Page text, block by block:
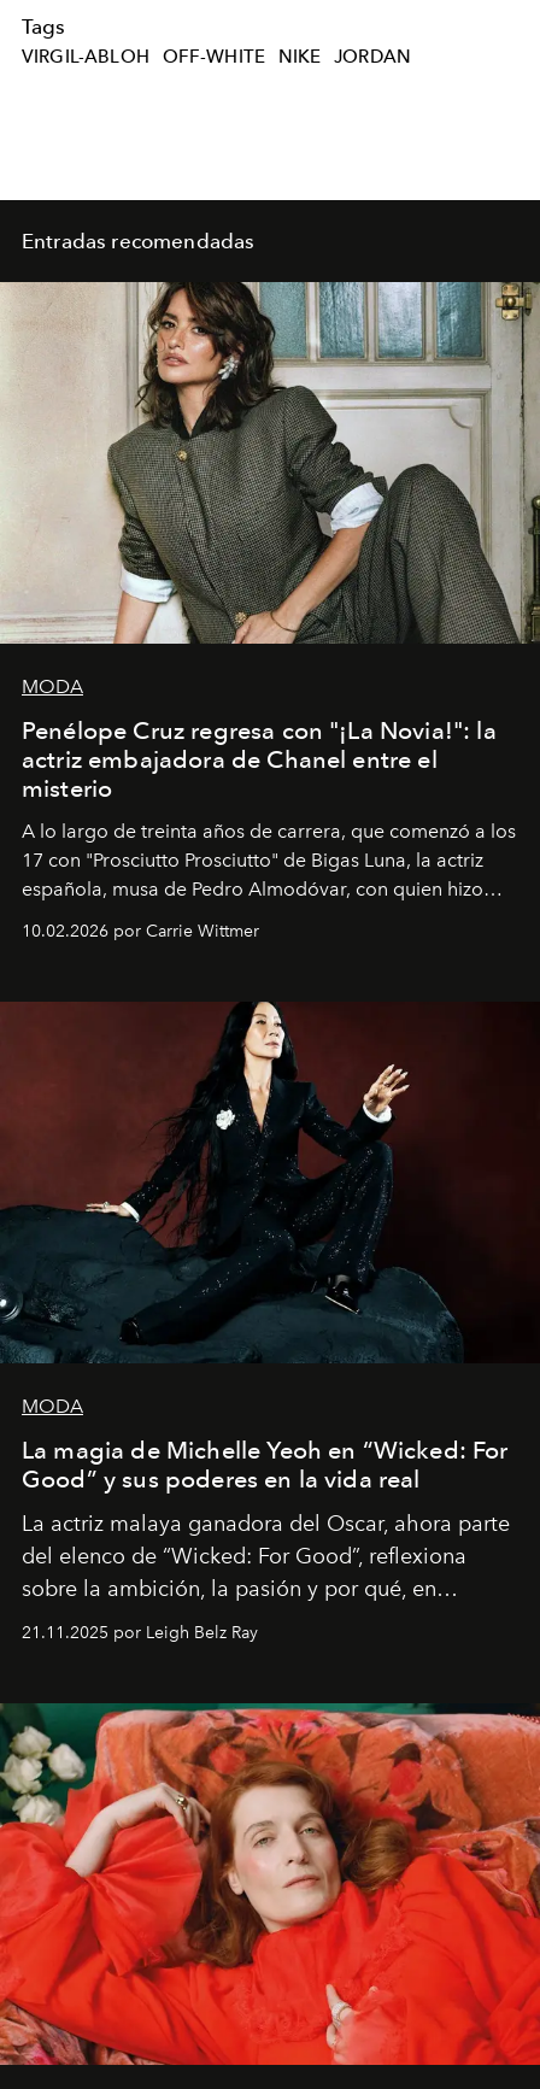
Tags
VIRGIL-ABLOH OFF-WHITE NIKE JORDAN
Entradas recomendadas
MODA
Penélope Cruz regresa con "¡La Novia!": la
actriz embajadora de Chanel entre el
misterio
A lo largo de treinta años de carrera, que comenzó a los
17 con "Prosciutto Prosciutto" de Bigas Luna, la actriz
española, musa de Pedro Almodóvar, con quien hizo
Barcelona", ha dividido su tiempo entre Europa y
dirigida por Maggie Gyllenhaal.
10.02.2026 por Carrie Wittmer
MODA
La magia de Michelle Yeoh en “Wicked: For
Good” y sus poderes en la vida real
La actriz malaya ganadora del Oscar, ahora parte
del elenco de “Wicked: For Good”, reflexiona
sobre la ambición, la pasión y por qué, en
ocasiones, la introspección puede esperar. “Es
importa si no lo entienden’”, confiesa.
21.11.2025 por Leigh Belz Ray